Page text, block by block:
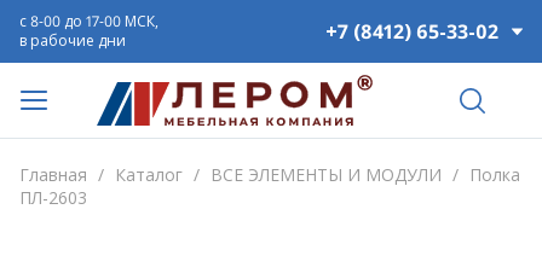
+7 (8412) 65-33-02
с 8-00 до 17-00 МСК,
в рабочие дни
Главная / Каталог / ВСЕ ЭЛЕМЕНТЫ И МОДУЛИ / Полка
ПЛ-2603